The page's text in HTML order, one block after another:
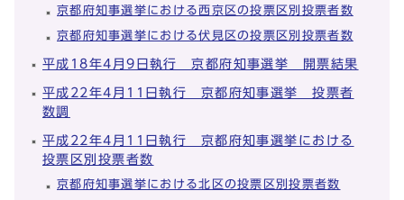
京都府知事選挙における西京区の投票区別投票者数
京都府知事選挙における伏見区の投票区別投票者数
平成18年4月9日執行 京都府知事選挙 開票結果
平成22年4月11日執行 京都府知事選挙 投票者
数調
平成22年4月11日執行 京都府知事選挙における
投票区別投票者数
京都府知事選挙における北区の投票区別投票者数